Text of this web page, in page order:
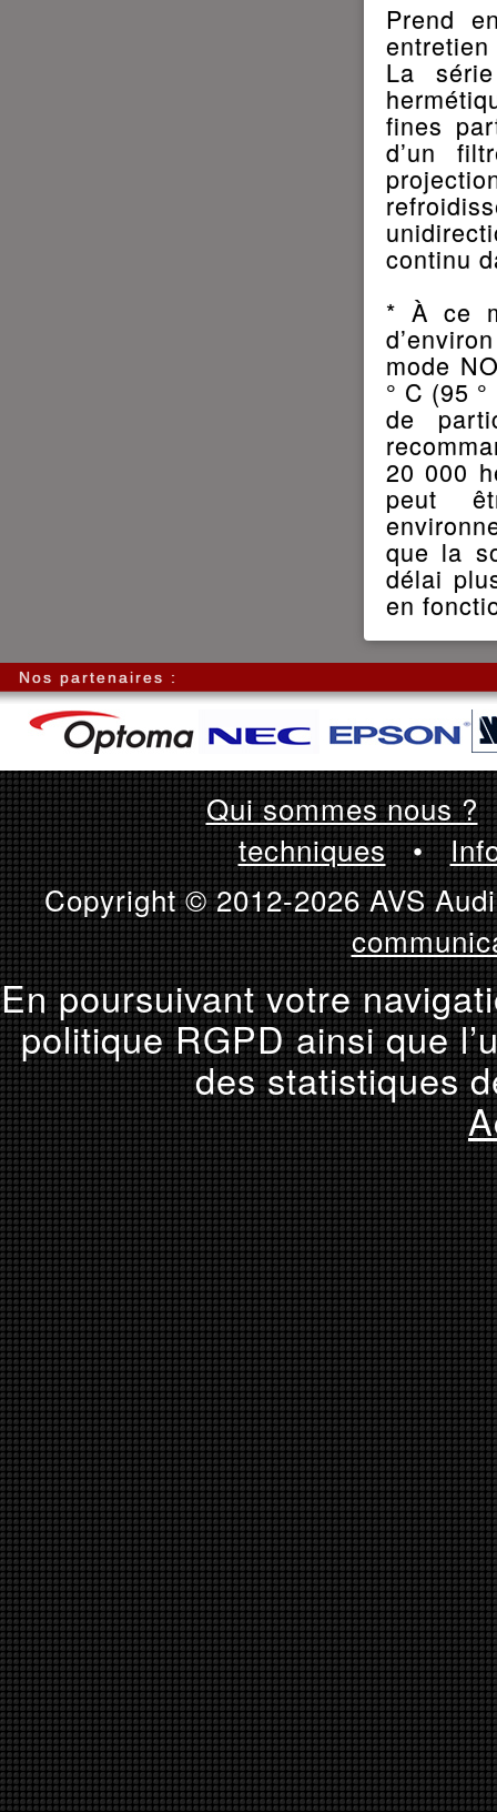
Prend
entretien
La
fines
d’un
continu
* À ce
mode
° C (95
de
20 000
peut
que la
délai
en
Nos partenaires :
Qui sommes nous ?
techniques•
Copyright © 2012-2026 AVS
En poursuivant votre
politique RGPD ainsi que
des statistiques